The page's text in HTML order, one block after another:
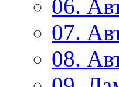
06.
07.
08.